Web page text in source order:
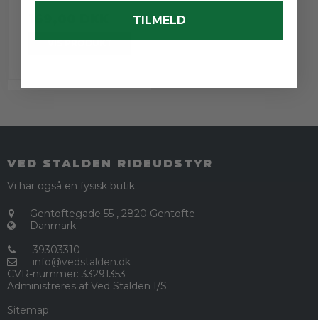
VIS PRODUKT
VED STALDEN RIDEUDSTYR
Vi har også en fysisk butik
Gentoftegade 55 , 2820 Gentofte
Danmark
39303310
info@vedstalden.dk
CVR-nummer: 33291353
Administreres af Ved Stalden I/S
Sitemap
TILMELD